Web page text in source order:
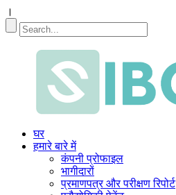
।
घर
हमारे बारे में
कंपनी प्रोफाइल
भागीदारों
प्रमाणपत्र और परीक्षण रिपोर्ट